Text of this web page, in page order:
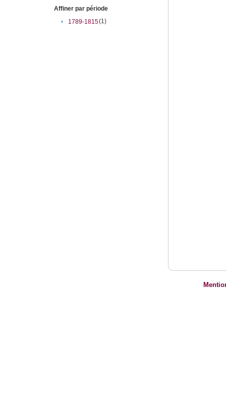
Affiner par période
•
1789-1815(1)